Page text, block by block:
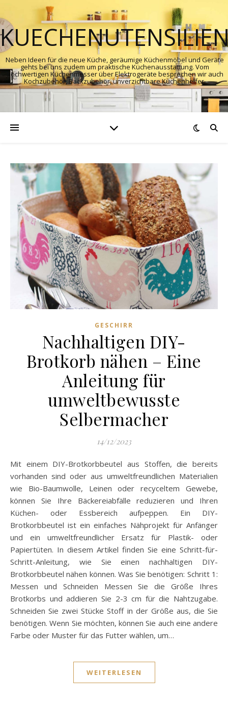
Neben Ideen für die neue Küche, geräumige Küchenmöbel und Geräte
gehts bei uns zudem um praktische Küchenausstattung. Vom
hochwertigen Küchenmesser über Elektrogeräte besprechen wir auch
Kochzubehör, Backzubehör, unverzichtbare Küchenhelfer.
GESCHIRR
Nachhaltigen DIY-
Brotkorb nähen – Eine
Anleitung für
umweltbewusste
Selbermacher
14/12/2023
Mit einem DIY-Brotkorbbeutel aus Stoffen, die bereits
vorhanden sind oder aus umweltfreundlichen Materialien
wie Bio-Baumwolle, Leinen oder recyceltem Gewebe,
können Sie Ihre Bäckereiabfälle reduzieren und Ihren
Küchen- oder Essbereich aufpeppen. Ein DIY-
Brotkorbbeutel ist ein einfaches Nähprojekt für Anfänger
und ein umweltfreundlicher Ersatz für Plastik- oder
Papiertüten. In diesem Artikel finden Sie eine Schritt-für-
Schritt-Anleitung, wie Sie einen nachhaltigen DIY-
Brotkorbbeutel nähen können. Was Sie benötigen: Schritt 1:
Messen und Schneiden Messen Sie die Größe Ihres
Brotkorbs und addieren Sie 2-3 cm für die Nahtzugabe.
Schneiden Sie zwei Stücke Stoff in der Größe aus, die Sie
benötigen. Wenn Sie möchten, können Sie auch eine andere
Farbe oder Muster für das Futter wählen, um…
WEITERLESEN